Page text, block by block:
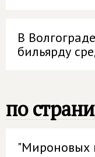
В
бильярду
по
"Мироновых